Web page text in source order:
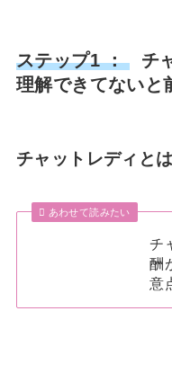
ステップ1 ：
チ
理解できてないと
チャットレディと
あわせて読みたい
チ
酬
意